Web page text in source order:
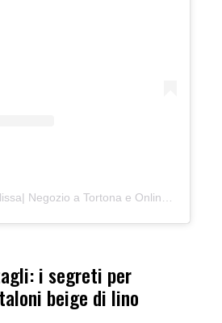
i segreti per
beige di lino